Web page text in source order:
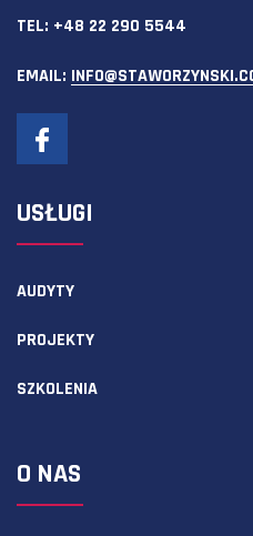
TEL: +48 22 290 5544
EMAIL:
USŁUGI
AUDYTY
PROJEKTY
SZKOLENIA
O NAS